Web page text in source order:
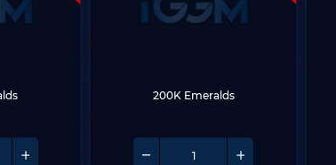
200K Emeralds